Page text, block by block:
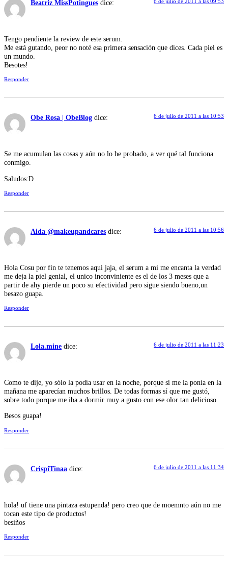
Beatriz MissPotingues dice:
Tengo pendiente la review de este serum.
Me está gutando, peor no noté esa primera sensación que dices. Cada piel es
un mundo.
Besotes!
Responder
Obe Rosa | ObeBlog dice: 6 de julio de 2011 a las 10:53
Se me acumulan las cosas y aún no lo he probado, a ver qué tal funciona
conmigo.
Saludos:D
Responder
Aida @makeupandcares dice: 6 de julio de 2011 a las 10:56
Hola Cosu por fin te tenemos aqui jaja, el serum a mi me encanta la verdad
me deja la piel genial, el unico inconviniente es el de los 3 meses que a
partir de ahy pierde un poco su efectividad pero sigue siendo bueno,un
besazo guapa.
Responder
Lola.mine dice: 6 de julio de 2011 a las 11:23
Como te dije, yo sólo la podía usar en la noche, porque si me la ponía en la
mañana me aparecían muchos brillos. De todas formas sí que me gustó,
sobre todo porque me iba a dormir muy a gusto con ese olor tan delicioso.
Besos guapa!
Responder
CrispiTinaa dice: 6 de julio de 2011 a las 11:34
hola! uf tiene una pintaza estupenda! pero creo que de moemnto aún no me
tocan este tipo de productos!
besiños
Responder